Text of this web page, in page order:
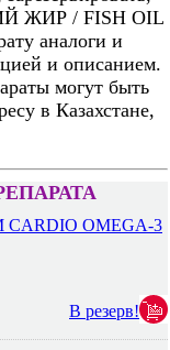
ЖИР / FISH OIL
аналоги и
и описанием.
могут быть
в Казахстане,
OMEGA-3
В резерв!